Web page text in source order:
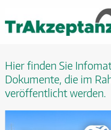
Hier finden Sie
Dokumente, die im
veröffentlicht werden.